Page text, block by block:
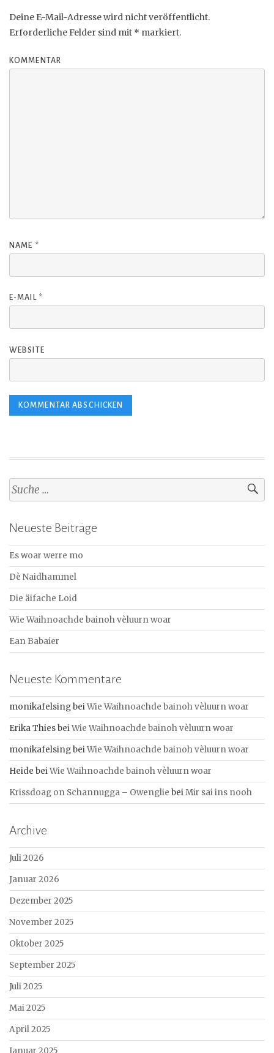
Deine E-Mail-Adresse wird nicht veröffentlicht.
Erforderliche Felder sind mit * markiert.
KOMMENTAR
NAME *
E-MAIL *
WEBSITE
S
u
h
e
n
a
c
h
:
Neueste Beiträge
Es woar werre mo
Dè Naidhammel
Die äifache Loid
Wie Waihnoachde bainoh vèluurn woar
Ean Babaier
Neueste Kommentare
monikafelsingbeiWie Waihnoachde bainoh vèluurn woar
Erika ThiesbeiWie Waihnoachde bainoh vèluurn woar
monikafelsingbeiWie Waihnoachde bainoh vèluurn woar
Heide beiWie Waihnoachde bainoh vèluurn woar
Krissdoag on Schannugga – Owenglie beiMir sai ins nooh
Archive
Juli 2026
Januar 2026
Dezember 2025
November 2025
Oktober 2025
September 2025
Juli 2025
Mai 2025
April 2025
Januar 2025